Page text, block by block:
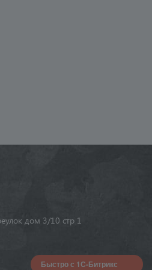
дом 3/10 стр 1
Быстро с 1С-Битрикс